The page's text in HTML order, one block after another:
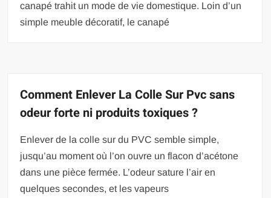
canapé trahit un mode de vie domestique. Loin d’un
simple meuble décoratif, le canapé
Comment Enlever La Colle Sur Pvc sans
odeur forte ni produits toxiques ?
Enlever de la colle sur du PVC semble simple,
jusqu’au moment où l’on ouvre un flacon d’acétone
dans une pièce fermée. L’odeur sature l’air en
quelques secondes, et les vapeurs